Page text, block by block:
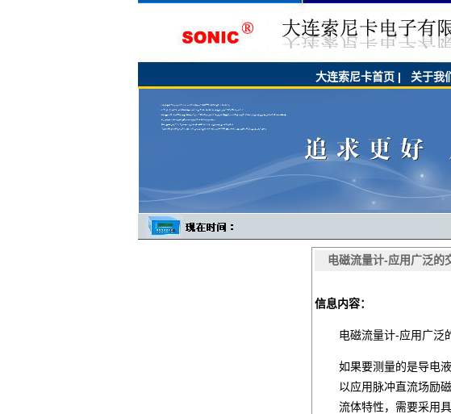
大连索尼卡首页 | 关于我
电磁流量计-应用广泛的
信息内容：
电磁流量计-应用广泛
如果要测量的是导电
以应用脉冲直流场励
流体特性，需要采用